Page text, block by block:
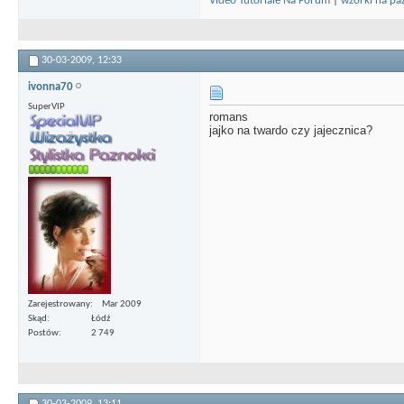
30-03-2009, 12:33
ivonna70
SuperVIP
Zarejestrowany
Mar 2009
Skąd
Łódź
Postów
2 749
romans
jajko na twardo czy jajecznica?